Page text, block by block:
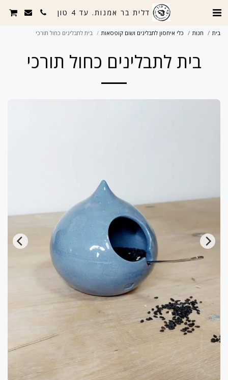
דלית בר אמנות. עד 4 טון
בית חנות כלי איחסון לתבלינים ושום קופסאות בית לתבלינים כחול תורכי
בית לתבלינים כחול תורכי